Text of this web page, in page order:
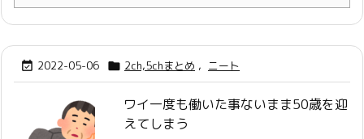
 2022-05-06  2ch,5chまとめ , ニート
ワイ一度も働いた事ないまま50歳を迎
えてしまう